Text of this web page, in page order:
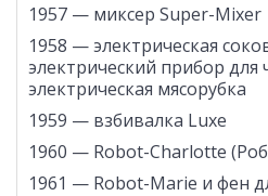
1957 — миксер Super-Mixer
1958 — электрическая
электрический прибор
электрическая мясорубка
1959 — взбивалка Luxe
1960 — Robot-Charlotte
1961 — Robot-Marie и фен